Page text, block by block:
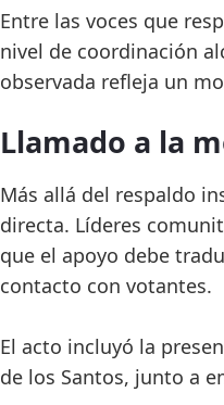
Entre las voces que
nivel de coordinación
observada refleja un
Llamado a la
Más allá del respaldo
directa. Líderes
que el apoyo debe
contacto con votantes.
El acto incluyó la
de los Santos, junto a